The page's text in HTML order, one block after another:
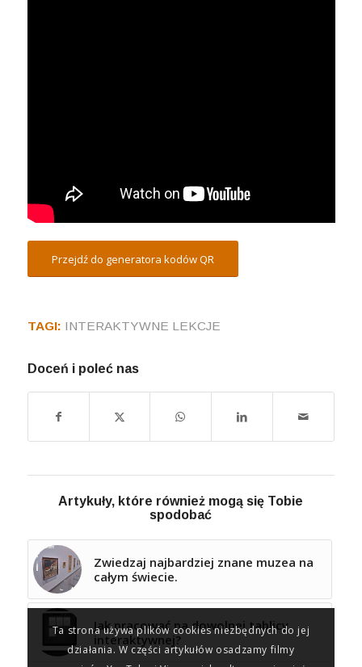
Przejdź do generatora kodów QR
TAGI: INTERAKTYWNE LEKCJE
Doceń i poleć nas
Artykuły, które również mogą się Tobie
spodobać
Zwiedzaj najbardziej znane muzea na
całym świecie.
Jak pracować na dowolnej tablicy
interaktywnej?
Ta strona używa plików cookies niezbędnych do jej
działania. W części artykułów osadzamy filmy